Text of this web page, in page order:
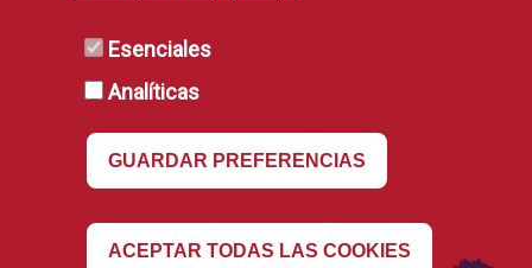
Esenciales
Analíticas
GUARDAR PREFERENCIAS
ACEPTAR TODAS LAS COOKIES